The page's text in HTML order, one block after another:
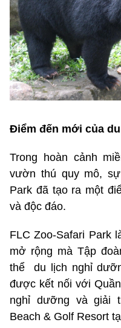
Điểm đến mới của
Trong hoàn cảnh
vườn thú quy mô,
Park đã tạo ra một
và độc đáo.
FLC Zoo-Safari Park
mở rộng mà Tập
thể du lịch nghỉ
được kết nối với
nghỉ dưỡng và giải
Beach & Golf Resort